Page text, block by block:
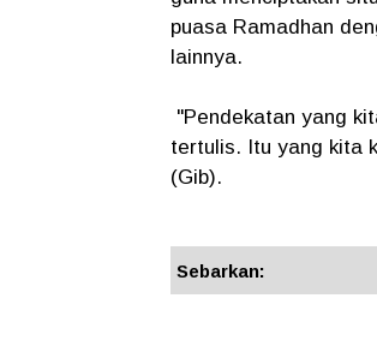
puasa Ramadhan
lainnya.
"Pendekatan yang
tertulis. Itu yang kita
(Gib).
Sebarkan: